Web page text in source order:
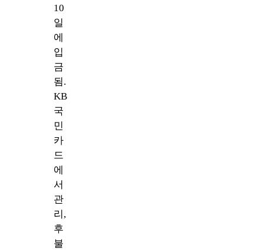
10
일
에
입
금
됨.
KB
국
민
카
드
에
서
관
리,
후
불